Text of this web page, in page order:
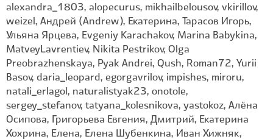
alexandra_1803, alopecurus, mikhailbelousov, vkirillov,
weizel, Андрей (Andrew), Екатерина, Тарасов Игорь,
Ульяна Ярцева, Evgeniy Karachakov, Marina Babykina,
MatveyLavrentiev, Nikita Pestrikov, Olga
Preobrazhenskaya, Pyak Andrei, Qush, Roman72, Yurii
Basov, daria_leopard, egorgavrilov, impishes, miroru,
natali_erlagol, naturalistyak23, onotole,
sergey_stefanov, tatyana_kolesnikova, yastokoz, Алёна
Осипова, Григорьева Евгения, Дмитрий, Екатерина
Хохрина, Елена, Елена Шубенкина, Иван Хижняк,